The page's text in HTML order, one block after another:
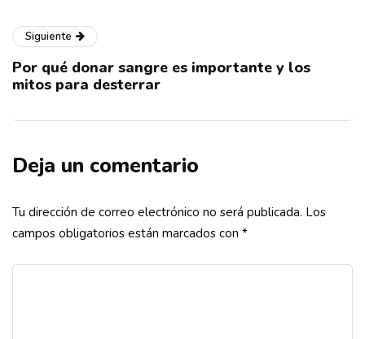
Siguiente
Por qué donar sangre es importante y los
mitos para desterrar
Deja un comentario
Tu dirección de correo electrónico no será publicada. Los
campos obligatorios están marcados con *